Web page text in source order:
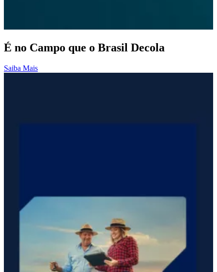
É no Campo que o Brasil Decola
Saiba Mais